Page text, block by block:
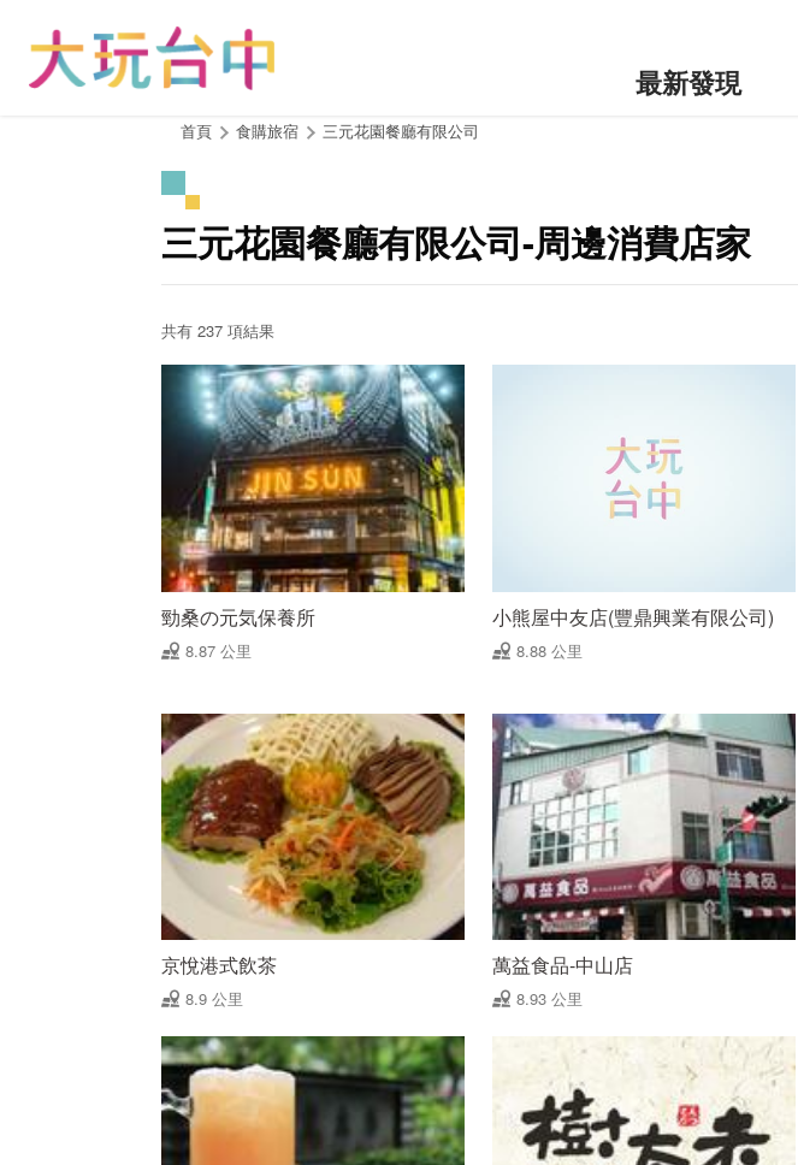
最新發現
首頁 食購旅宿 三元花園餐廳有限公司
三元花園餐廳有限公司-周邊消費店家
共有 237 項結果
勁桑の元気保養所
8.87 公里
小熊屋中友店(豐鼎興業有限公司)
8.88 公里
京悅港式飲茶
8.9 公里
萬益食品-中山店
8.93 公里